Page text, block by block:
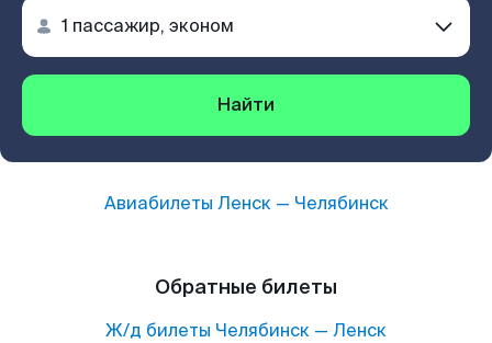
Найти
Авиабилеты Ленск— Челябинск
Обратные билеты
Ж/д билеты Челябинск — Ленск